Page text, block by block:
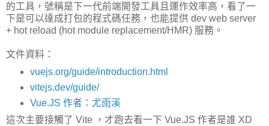
的工具，號稱是下一代前端開發工具且運作效率高，看了一
下是可以達成打包的程式碼任務，也能提供 dev web server
+ hot reload (hot module replacement/HMR) 服務。
文件資料：
vuejs.org/guide/introduction.html
vitejs.dev/guide/
Vue.JS 作者：尤雨溪
這次主要接觸了 Vite ，才跑去看一下 Vue.JS 作者是誰 XD